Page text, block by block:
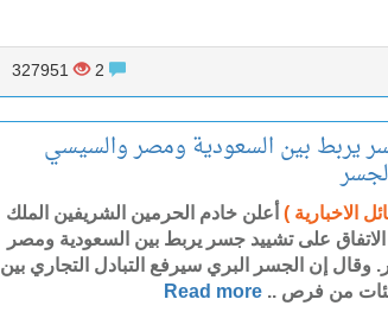
2
327951
يربط بين السعودية ومصر والسيسي
الاخبارية ) أعلن خادم الحرمين الشريفين الملك
على تشييد جسر يربط بين السعودية ومصر
وقال إن الجسر البري سيرفع التبادل التجاري بين
مئات من فرص .. Read more